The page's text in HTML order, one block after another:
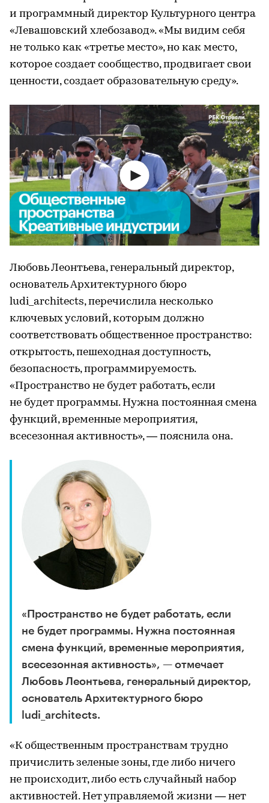
и программный директор Культурного центра
«Левашовский хлебозавод». «Мы видим себя
не только как «третье место», но как место,
которое создает сообщество, продвигает свои
ценности, создает образовательную среду».
Любовь Леонтьева, генеральный директор,
основатель Архитектурного бюро
ludi_architects, перечислила несколько
ключевых условий, которым должно
соответствовать общественное пространство:
открытость, пешеходная доступность,
безопасность, программируемость.
«Пространство не будет работать, если
не будет программы. Нужна постоянная смена
функций, временные мероприятия,
всесезонная активность», — пояснила она.
«Пространство не будет работать, если
не будет программы. Нужна постоянная
смена функций, временные мероприятия,
всесезонная активность», — отмечает
Любовь Леонтьева, генеральный директор,
основатель Архитектурного бюро
ludi_architects.
«К общественным пространствам трудно
причислить зеленые зоны, где либо ничего
не происходит, либо есть случайный набор
активностей. Нет управляемой жизни — нет